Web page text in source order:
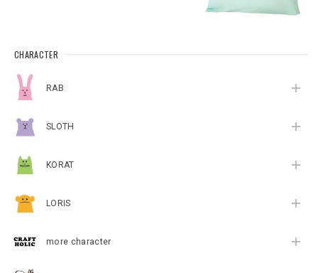
CHARACTER
RAB
SLOTH
KORAT
LORIS
more character